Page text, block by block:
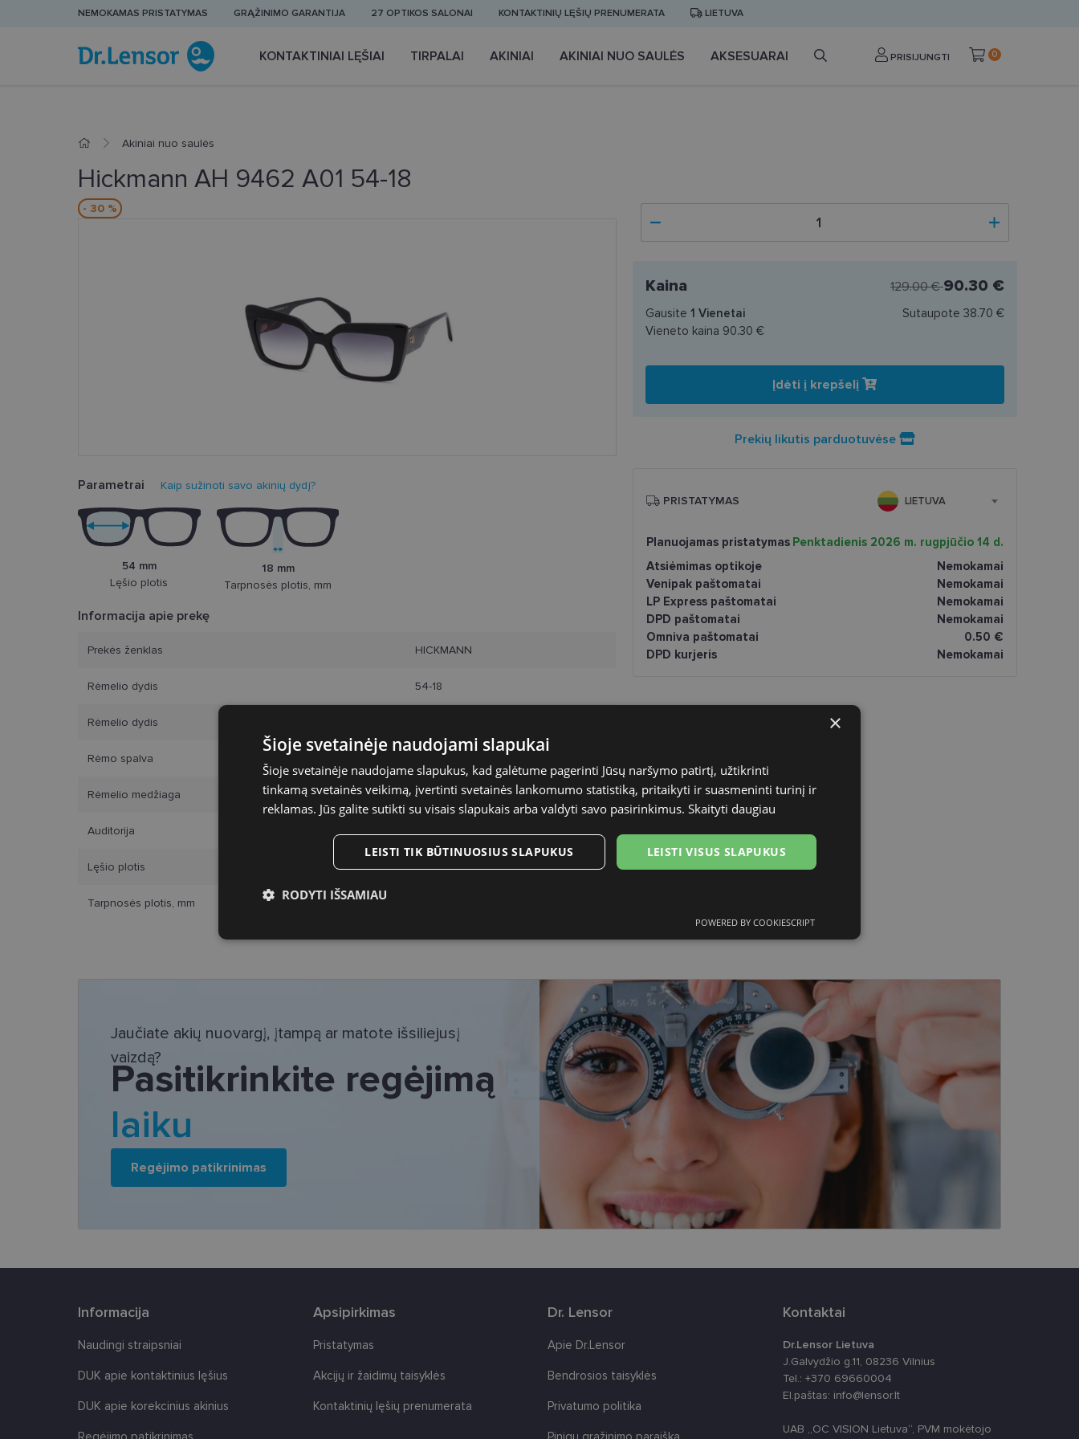
NEMOKAMAS PRISTATYMAS GRĄŽINIMO GARANTIJA 27 OPTIKOS SALONAI KONTAKTINIŲ LĘŠIŲ PRENUMERATA LIETUVA
KONTAKTINIAI LĘŠIAI TIRPALAI AKINIAI AKINIAI NUO SAULĖS AKSESUARAI PRISIJUNGTI 0
Akiniai nuo saulės
Hickmann AH 9462 A01 54-18
- 30 %
Parametrai Kaip sužinoti savo akinių dydį?
54 mm
Lęšio plotis
18 mm
Tarpnosės plotis, mm
Informacija apie prekę
Prekės ženklas HICKMANN
Rėmelio dydis 54-18
Rėmelio dydis
Rėmo spalva
Rėmelio medžiaga Plastmasinis
Auditorija
Lęšio plotis 54
Tarpnosės plotis, mm
Kaina 129.00 €90.30 €
Gausite 1 Vienetai
Vieneto kaina 90.30 €
Sutaupote 38.70 €
Įdėti į krepšelį
Prekių likutis parduotuvėse
PRISTATYMAS LIETUVA
Planuojamas pristatymas Penktadienis 2026 m. rugpjūčio 14 d.
Atsiėmimas optikoje
Nemokamai
Venipak paštomatai
Nemokamai
LP Express paštomatai
Nemokamai
DPD paštomatai
Nemokamai
Omniva paštomatai
0.50 €
DPD kurjeris
Nemokamai
Jaučiate akių nuovargį, įtampą ar matote išsiliejusį
vaizdą?
Pasitikrinkite regėjimą
laiku
Regėjimo patikrinimas
Informacija
Naudingi straipsniai
DUK apie kontaktinius lęšius
DUK apie korekcinius akinius
Apsipirkimas
Pristatymas
Akcijų ir žaidimų taisyklės
Kontaktinių lęšių prenumerata
Dr. Lensor
Apie Dr.Lensor
Bendrosios taisyklės
Privatumo politika
Kontaktai
Dr.Lensor Lietuva
J.Galvydžio g.11, 08236 Vilnius
Tel.: +370 69660004
El.paštas: info@lensor.lt
UAB „OC VISION Lietuva“, PVM mokėtojo
×
Šioje svetainėje naudojami slapukai
Šioje svetainėje naudojame slapukus, kad galėtume pagerinti Jūsų naršymo patirtį, užtikrinti
tinkamą svetainės veikimą, įvertinti svetainės lankomumo statistiką, pritaikyti ir suasmeninti turinį ir
reklamas. Jūs galite sutikti su visais slapukais arba valdyti savo pasirinkimus. Skaityti daugiau
LEISTI VISUS SLAPUKUS
LEISTI TIK BŪTINUOSIUS SLAPUKUS
RODYTI IŠSAMIAU
Funkciniai slapukai
Būtinieji slapukai Statistikos slapukai Rinkodaros slapukai Funkciniai slapukai
Šie slapukai yra būtini, kad galėtumėte naršyti svetainės turinį bei naudotis jo funkcijomis. Šie slapukai atpažįsta Jūsų įrenginį,
tačiau neatskleidžia Jūsų tapatybės, taip pat nerenka informacijos. Be šių slapukų tinklalapis neveiks tinkamai. Šie slapukai
saugomi Jūsų įrenginyje, kol slapukai atlieka savo funkcijas, bet ne ilgiau kaip dvejus metus.
Pavadinimas
csrftoken
Šis slapukas yra susietas su „Django“ žiniatinklio kūrimo platforma,
skirta „Python“. Jis sukurtas siekiant apsaugoti svetainę nuo tam tikro
tipo programinės įrangos atakos prieš žiniatinklio formas.
patirčiai pagerinti.
sutikimo nuostatoms prisiminti. Būtina, kad Cookie-Script.com slapukų
reklamjuostė veiktų tinkamai.
POWERED BY COOKIESCRIPT